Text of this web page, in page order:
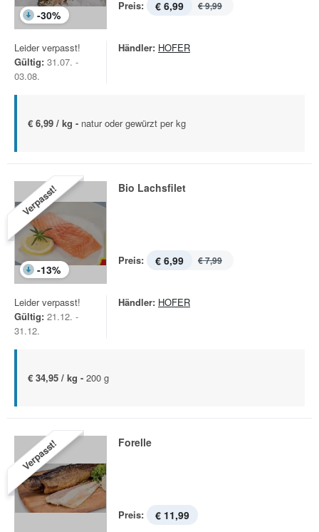
-30%
Preis: € 6,99 € 9,99
Leider verpasst!
Gültig: 31.07. -
03.08.
Händler: HOFER
€ 6,99 / kg - natur oder gewürzt per kg
Verpasst!
-13%
Bio Lachsfilet
Preis: € 6,99 € 7,99
Leider verpasst!
Gültig: 21.12. -
31.12.
Händler: HOFER
€ 34,95 / kg - 200 g
Verpasst! Forelle
Preis: € 11,99